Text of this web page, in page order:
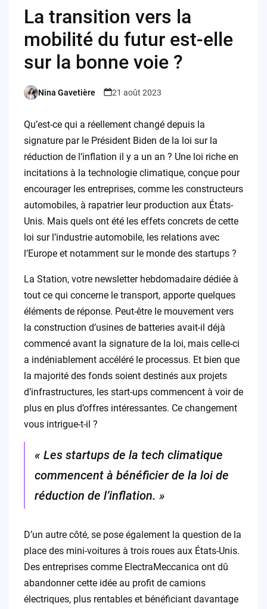
La transition vers la
mobilité du futur est-elle
sur la bonne voie ?
Posted
Nina Gavetière 21 août 2023
Qu’est-ce qui a réellement changé depuis la
signature par le Président Biden de la loi sur la
réduction de l’inflation il y a un an ? Une loi riche en
incitations à la technologie climatique, conçue pour
encourager les entreprises, comme les constructeurs
automobiles, à rapatrier leur production aux États-
Unis. Mais quels ont été les effets concrets de cette
loi sur l’industrie automobile, les relations avec
l’Europe et notamment sur le monde des startups ?
La Station, votre newsletter hebdomadaire dédiée à
tout ce qui concerne le transport, apporte quelques
éléments de réponse. Peut-être le mouvement vers
la construction d’usines de batteries avait-il déjà
commencé avant la signature de la loi, mais celle-ci
a indéniablement accéléré le processus. Et bien que
la majorité des fonds soient destinés aux projets
d’infrastructures, les start-ups commencent à voir de
plus en plus d’offres intéressantes. Ce changement
vous intrigue-t-il ?
« Les startups de la tech climatique
commencent à bénéficier de la loi de
réduction de l’inflation. »
D’un autre côté, se pose également la question de la
place des mini-voitures à trois roues aux États-Unis.
Des entreprises comme ElectraMeccanica ont dû
abandonner cette idée au profit de camions
électriques, plus rentables et bénéficiant davantage